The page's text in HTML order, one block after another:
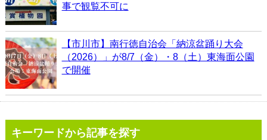
事で観覧不可に
【市川市】南行徳自治会「納涼盆踊り大会
（2026）」が8/7（金）・8（土）東海面公園
で開催
キーワードから記事を探す